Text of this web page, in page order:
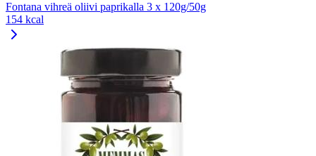
Fontana vihreä oliivi paprikalla 3 x 120g/50g
154 kcal